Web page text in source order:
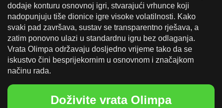
dodaje konturu osnovnoj igri, stvarajući vrhunce koji
nadopunjuju tiše dionice igre visoke volatilnosti. Kako
svaki pad završava, sustav se transparentno rješava, a
zatim ponovno ulazi u standardnu igru bez odlaganja.
Vrata Olimpa održavaju dosljedno vrijeme tako da se
iskustvo čini besprijekornim u osnovnom i značajkom
načinu rada.
Doživite vrata Olimpa